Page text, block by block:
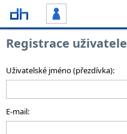
Registrace uživatele
Uživatelské jméno (přezdívka):
E-mail: